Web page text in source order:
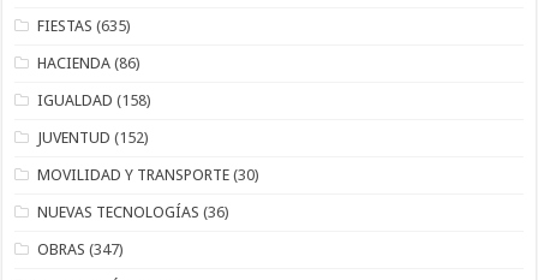
FIESTAS (635)
HACIENDA (86)
IGUALDAD (158)
JUVENTUD (152)
MOVILIDAD Y TRANSPORTE (30)
NUEVAS TECNOLOGÍAS (36)
OBRAS (347)